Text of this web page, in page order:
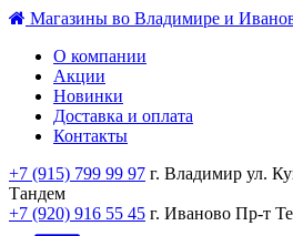
Магазины во Владимире и
О компании
Акции
Новинки
Доставка и оплата
Контакты
+7 (915) 799 99 97 г. Владимир ул.
Тандем
+7 (920) 916 55 45 г. Иваново Пр-т